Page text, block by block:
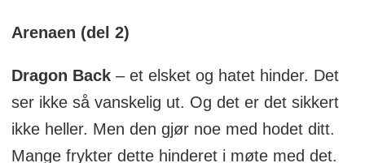
Arenaen (del 2)
Dragon Back– et elsket og hatet hinder. Det
ser ikke så vanskelig ut. Og det er det sikkert
ikke heller. Men den gjør noe med hodet ditt.
Mange frykter dette hinderet i møte med det.